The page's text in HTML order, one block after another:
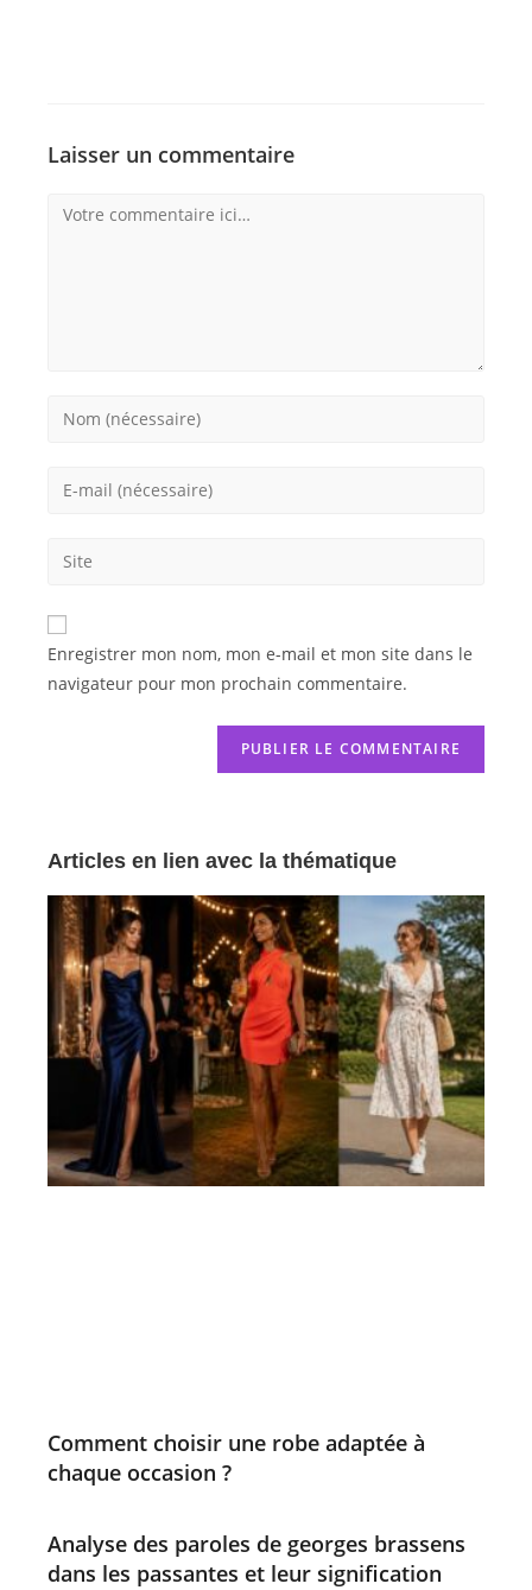
Laisser un commentaire
Enregistrer mon nom, mon e-mail et mon site dans le
navigateur pour mon prochain commentaire.
Articles en lien avec la thématique
Comment choisir une robe adaptée à
chaque occasion ?
Analyse des paroles de georges brassens
dans les passantes et leur signification